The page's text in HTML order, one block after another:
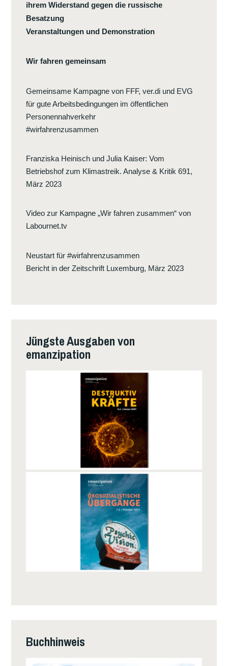
ihrem Widerstand gegen die russische
Besatzung
Veranstaltungen und Demonstration
Wir fahren gemeinsam
Gemeinsame Kampagne von FFF, ver.di und EVG
für gute Arbeitsbedingungen im öffentlichen
Personennahverkehr
#wirfahrenzusammen
Franziska Heinisch und Julia Kaiser:Vom
Betriebshof zum Klimastreik. Analyse & Kritik 691,
März 2023
Video zur Kampagne „Wir fahren zusammen“ von
Labournet.tv
Neustart für #wirfahrenzusammen
Bericht in der Zeitschrift Luxemburg, März 2023
Jüngste Ausgaben von
emanzipation
Buchhinweis